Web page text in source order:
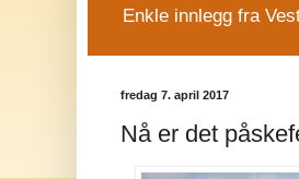
Enkle innlegg fra
fredag 7. april 2017
Nå er det